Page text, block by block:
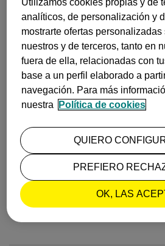
Texto deTus Destinos
Imágenes de B. BLOCH - CRTA y
INSPIRACIÓN SAN SEBASTIÁN
TUS DESTINOS |
MÁS LEÍDOS
analíticos, de personalización y
mostrarte ofertas
nuestros y de terceros, tanto en
fuera de ella, relacionadas con
base a un perfil elaborado a
navegación. Para más
nuestra
Política de cookies
PREFIERO
OK, LAS
QUIERO